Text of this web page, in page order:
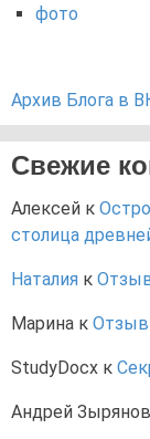
фото
Архив Блога в
Свежие
Алексей к
столица
Наталия к
Марина к
StudyDocx к
Андрей Зырянов